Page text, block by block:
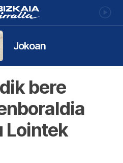
Jokoan
bere
Lointek